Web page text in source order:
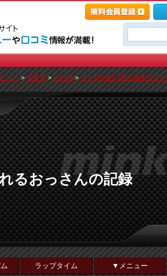
ュー >電装系>その他> マツダ(純正) 間欠調整式ワ
るおっさんの記録
ラップタイム ▼メニュー